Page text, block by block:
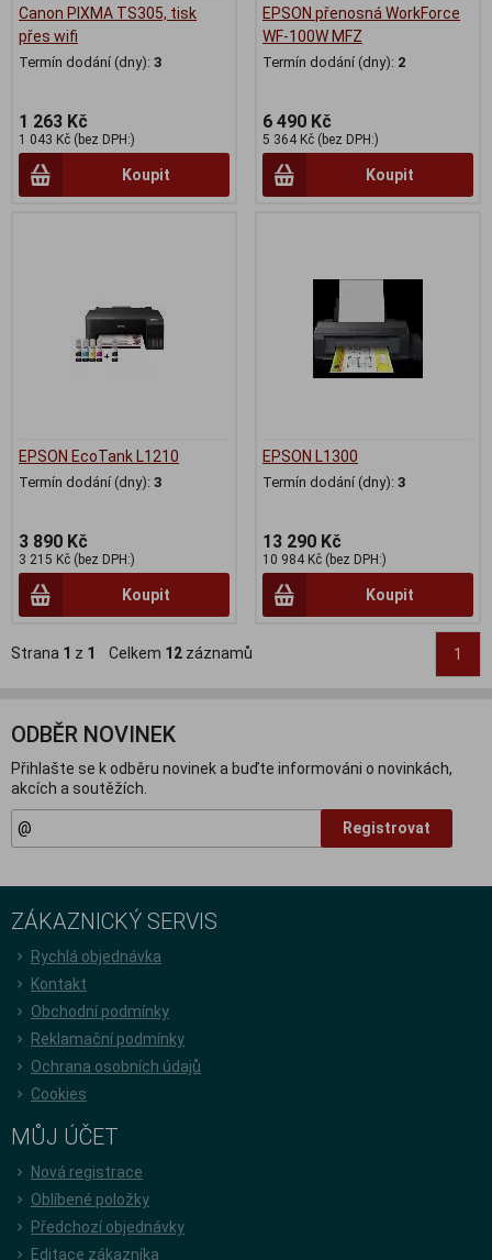
Canon PIXMA TS305, tisk
přes wifi
Termín dodání (dny): 3
1 263 Kč
1 043 Kč (bez DPH:)
Koupit
EPSON přenosná WorkForce
WF-100W MFZ
Termín dodání (dny): 2
6 490 Kč
5 364 Kč (bez DPH:)
Koupit
EPSON EcoTank L1210
Termín dodání (dny): 3
3 890 Kč
3 215 Kč (bez DPH:)
Koupit
EPSON L1300
Termín dodání (dny): 3
13 290 Kč
10 984 Kč (bez DPH:)
Koupit
Strana 1 z 1 Celkem 12 záznamů 1
ODBĚR NOVINEK
Přihlašte se k odběru novinek a buďte informováni o novinkách,
akcích a soutěžích.
Registrovat
ZÁKAZNICKÝ SERVIS
Rychlá objednávka
Kontakt
Obchodní podmínky
Reklamační podmínky
Ochrana osobních údajů
Cookies
MŮJ ÚČET
Nová registrace
Oblíbené položky
Předchozí objednávky
Editace zákazníka